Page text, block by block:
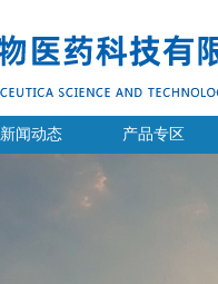
新闻动态 产品专区